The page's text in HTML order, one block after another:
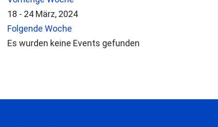
18 - 24 März, 2024
Folgende Woche
Es wurden keine Events gefunden